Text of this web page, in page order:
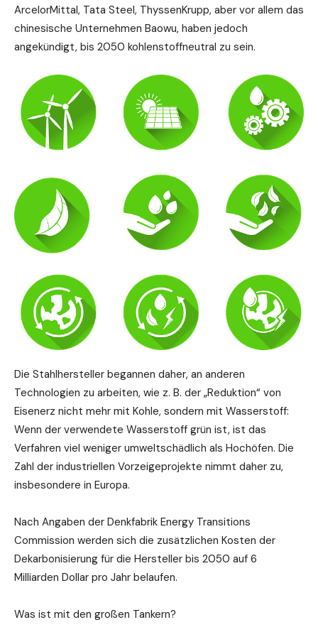
ArcelorMittal, Tata Steel, ThyssenKrupp, aber vor allem das
chinesische Unternehmen Baowu, haben jedoch
angekündigt, bis 2050 kohlenstoffneutral zu sein.
Die Stahlhersteller begannen daher, an anderen
Technologien zu arbeiten, wie z. B. der „Reduktion“ von
Eisenerz nicht mehr mit Kohle, sondern mit Wasserstoff:
Wenn der verwendete Wasserstoff grün ist, ist das
Verfahren viel weniger umweltschädlich als Hochöfen. Die
Zahl der industriellen Vorzeigeprojekte nimmt daher zu,
insbesondere in Europa.
Nach Angaben der Denkfabrik Energy Transitions
Commission werden sich die zusätzlichen Kosten der
Dekarbonisierung für die Hersteller bis 2050 auf 6
Milliarden Dollar pro Jahr belaufen.
Was ist mit den großen Tankern?